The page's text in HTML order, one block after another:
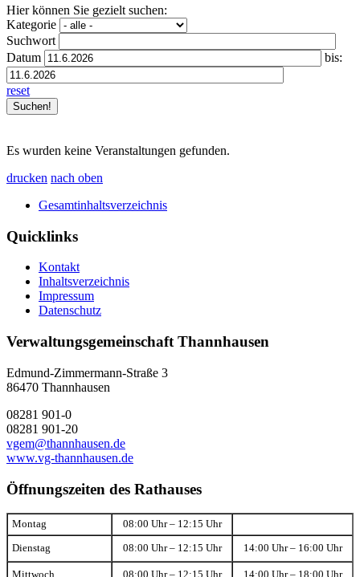
Hier können Sie gezielt suchen:
Kategorie
Suchwort
Datum
bis:
reset
Es wurden keine Veranstaltungen gefunden.
drucken nach oben
Gesamtinhaltsverzeichnis
Quicklinks
Kontakt
Inhaltsverzeichnis
Impressum
Datenschutz
Verwaltungsgemeinschaft Thannhausen
Edmund-Zimmermann-Straße 3
86470 Thannhausen
08281 901-0
08281 901-20
vgem@thannhausen.de
www.vg-thannhausen.de
Öffnungszeiten des Rathauses
Montag 08:00 Uhr – 12:15 Uhr
Dienstag 08:00 Uhr – 12:15 Uhr 14:00 Uhr – 16:00 Uhr